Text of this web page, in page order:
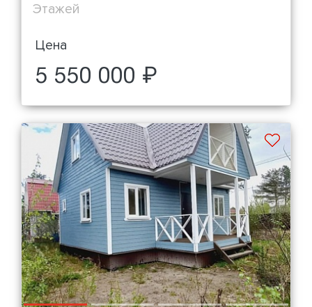
Этажей
Цена
5 550 000 ₽